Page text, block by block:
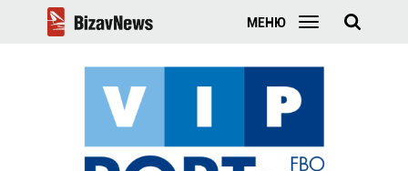
МЕНЮ